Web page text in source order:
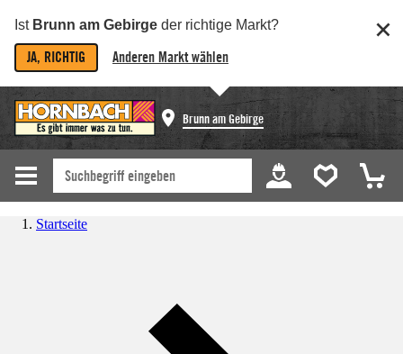
Ist Brunn am Gebirge der richtige Markt?
JA, RICHTIG Anderen Markt wählen
Brunn am Gebirge
Startseite